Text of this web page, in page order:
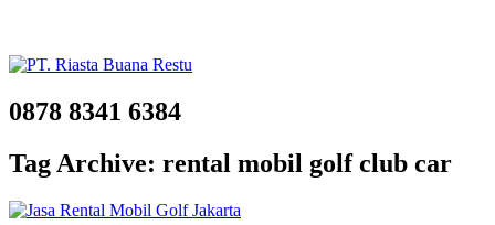
0878 8341 6384
Tag Archive: rental mobil golf club car